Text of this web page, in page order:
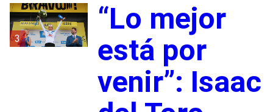
3
“Lo mejor
está por
venir”: Isaac